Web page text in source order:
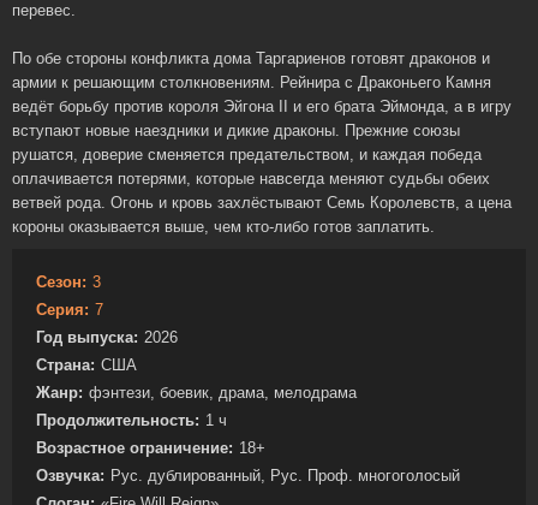
перевес.
По обе стороны конфликта дома Таргариенов готовят драконов и
армии к решающим столкновениям. Рейнира с Драконьего Камня
ведёт борьбу против короля Эйгона II и его брата Эймонда, а в игру
вступают новые наездники и дикие драконы. Прежние союзы
рушатся, доверие сменяется предательством, и каждая победа
оплачивается потерями, которые навсегда меняют судьбы обеих
ветвей рода. Огонь и кровь захлёстывают Семь Королевств, а цена
короны оказывается выше, чем кто-либо готов заплатить.
Сезон: 3
Серия: 7
Год выпуска: 2026
Страна: США
Жанр: фэнтези, боевик, драма, мелодрама
Продолжительность: 1 ч
Возрастное ограничение: 18+
Озвучка: Рус. дублированный, Рус. Проф. многоголосый